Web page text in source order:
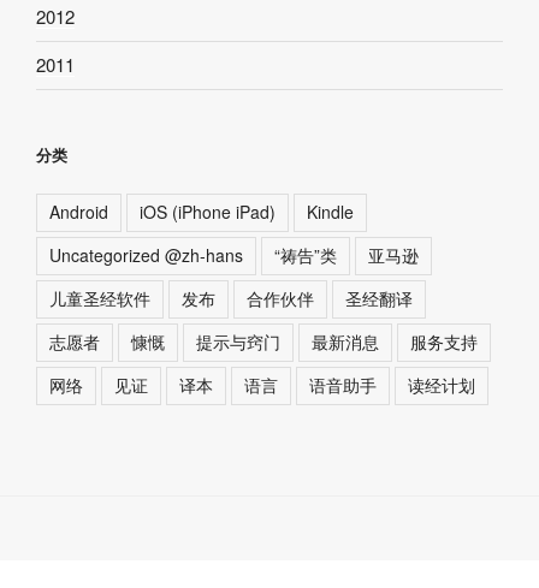
2012
2011
分类
Android iOS (iPhone iPad)
Kindle
Uncategorized @zh-hans
“祷告”类
亚马逊
儿童圣经软件
发布 合作伙伴
圣经翻译
志愿者
慷慨 提示与窍门 最新消息
服务支持
网络
见证 译本 语言 语音助手 读经计划